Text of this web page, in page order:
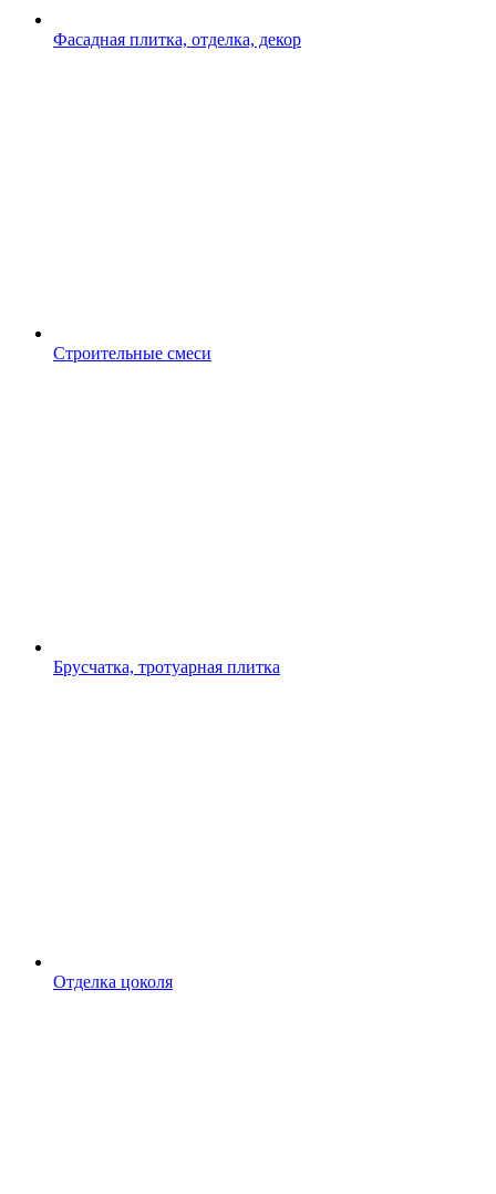
Фасадная плитка, отделка, декор
Строительные смеси
Брусчатка, тротуарная плитка
Отделка цоколя